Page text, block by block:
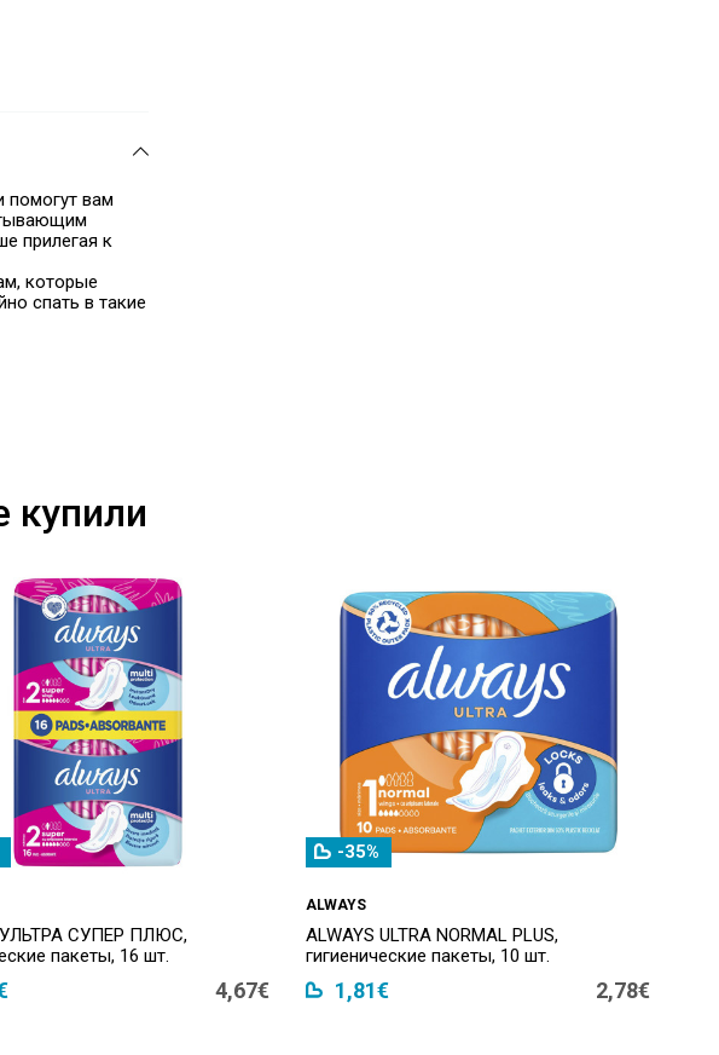
вам
прилегая к
которые
спать в такие
купили
УЛЬТРА СУПЕР ПЛЮС,
пакеты, 16 шт.
4,67€
-35%
ALWAYS
ALWAYS ULTRA NORMAL PLUS,
гигиенические пакеты, 10 шт.
1,81€ 2,78€